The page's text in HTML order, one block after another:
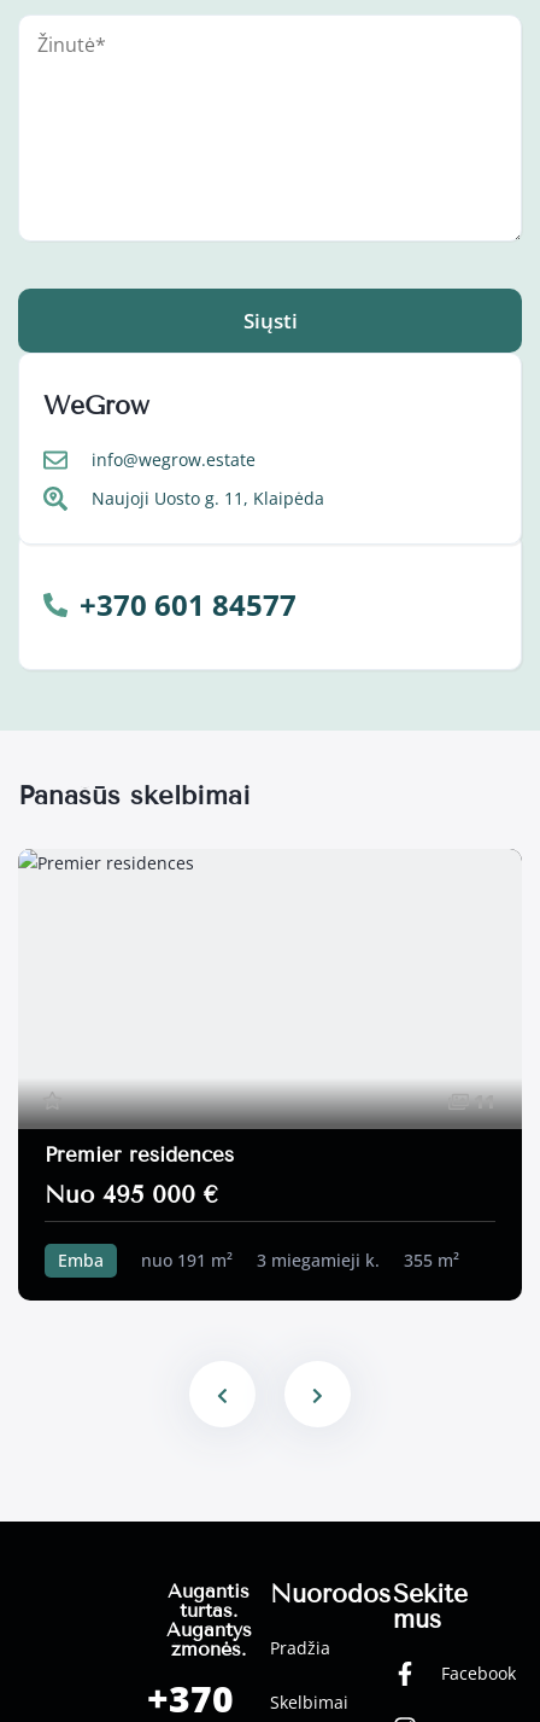
Siųsti
WeGrow
info@wegrow.estate
Naujoji Uosto g. 11, Klaipėda
+370 601 84577
Panašūs skelbimai
11
Premier residences
Nuo 495 000 €
Emba nuo 191 m² 3 miegamieji k. 355 m²
Nuorodos
Pradžia
Skelbimai
Sekite
mus
Facebook
Augantis
turtas.
Augantys
žmonės.
+370